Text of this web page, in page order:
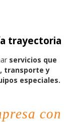
trayectoria
servicios que
transporte y
especiales.
con